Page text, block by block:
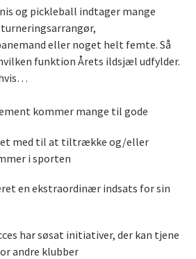
og pickleball indtager mange
eller noget helt femte. Så
funktion Årets ildsjæl udfylder.
kommer mange til gode
med til at tiltrække og/eller
i sporten
en ekstraordinær indsats for sin
har søsat initiativer, der kan tjene
andre klubber